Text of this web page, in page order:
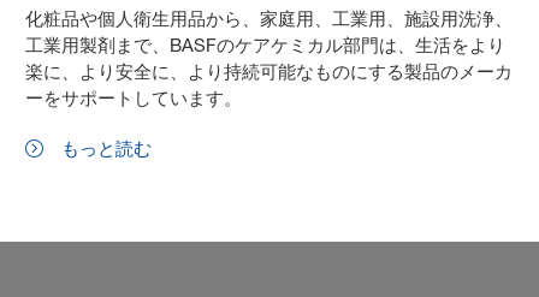
化粧品や個人衛生用品から、家庭用、工業用、施設用洗浄、
工業用製剤まで、BASFのケアケミカル部門は、生活をより
楽に、より安全に、より持続可能なものにする製品のメーカ
ーをサポートしています。
もっと読む